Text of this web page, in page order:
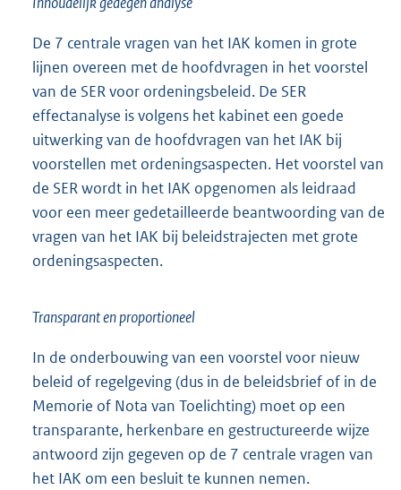
De 7 centrale vragen van het IAK komen in grote
lijnen overeen met de hoofdvragen in het voorstel
van de SER voor ordeningsbeleid. De SER
effectanalyse is volgens het kabinet een goede
uitwerking van de hoofdvragen van het IAK bij
voorstellen met ordeningsaspecten. Het voorstel van
de SER wordt in het IAK opgenomen als leidraad
voor een meer gedetailleerde beantwoording van de
vragen van het IAK bij beleidstrajecten met grote
ordeningsaspecten.
Transparant en proportioneel
In de onderbouwing van een voorstel voor nieuw
beleid of regelgeving (dus in de beleidsbrief of in de
Memorie of Nota van Toelichting) moet op een
transparante, herkenbare en gestructureerde wijze
antwoord zijn gegeven op de 7 centrale vragen van
het IAK om een besluit te kunnen nemen.